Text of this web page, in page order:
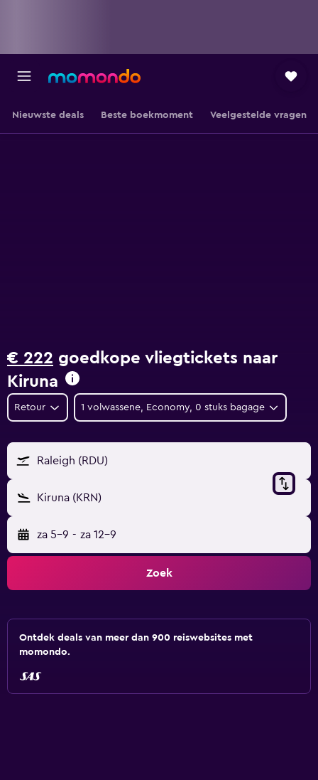
Nieuwste deals Beste boekmoment Veelgestelde vragen
€ 222 goedkope vliegtickets naar
Kiruna
Retour 1 volwassene, Economy, 0 stuks bagage
Raleigh (RDU)
Kiruna (KRN)
za 5-9 - za 12-9
Zoek
Ontdek deals van meer dan 900 reiswebsites met
momondo.